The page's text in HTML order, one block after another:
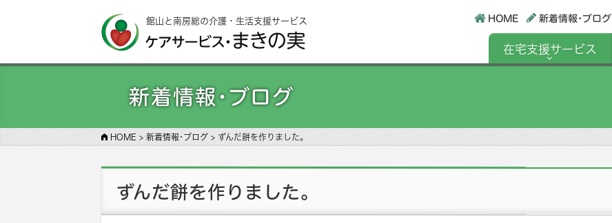
館山と南房総の介護・生活支援サービス HOME 新着情報･ブログ
在宅支援サービス
新着情報･ブログ
HOME > 新着情報･ブログ > ずんだ餅を作りました。
ずんだ餅を作りました。